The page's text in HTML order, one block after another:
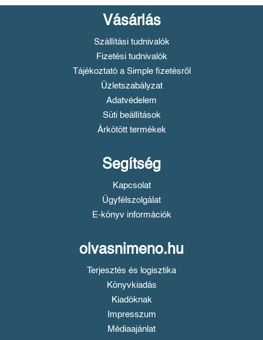
Vásárlás
Szállítási tudnivalók
Fizetési tudnivalók
Tájékoztató a Simple fizetésről
Üzletszabályzat
Adatvédelem
Süti beállítások
Árkötött termékek
Segítség
Kapcsolat
Ügyfélszolgálat
E-könyv információk
olvasnimeno.hu
Terjesztés és logisztika
Könyvkiadás
Kiadóknak
Impresszum
Médiaajánlat